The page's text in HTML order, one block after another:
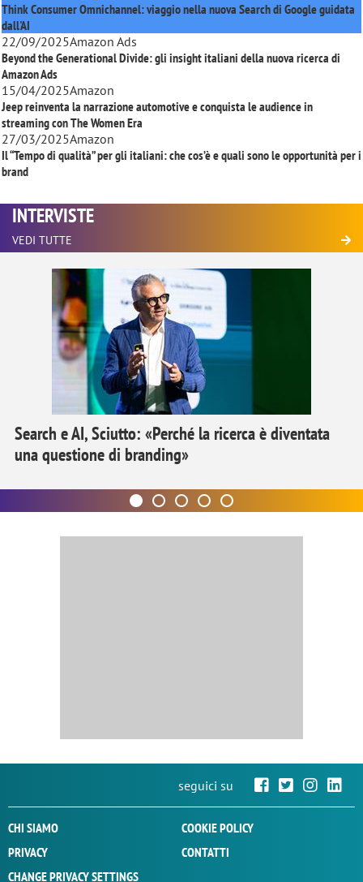
Think Consumer Omnichannel: viaggio nella nuova Search di Google guidata
dall'AI
22/09/2025Amazon Ads
Beyond the Generational Divide: gli insight italiani della nuova ricerca di
Amazon Ads
15/04/2025Amazon
Jeep reinventa la narrazione automotive e conquista le audience in
streaming conThe Women Era
27/03/2025Amazon
Il “Tempo di qualità” per gli italiani: che cos’è e quali sono le opportunità per i
brand
INTERVISTE
VEDI TUTTE
Search e AI, Sciutto: «Perché la ricerca è diventata
una questione di branding»
seguici su
CHI SIAMO
COOKIE POLICY
PRIVACY
CONTATTI
CHANGE PRIVACY SETTINGS